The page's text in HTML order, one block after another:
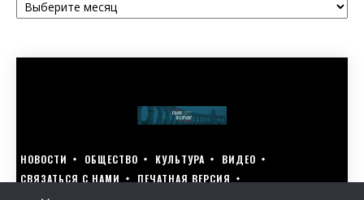
НОВОСТИ ОБЩЕСТВО КУЛЬТУРА
ВИДЕО
СВЯЗАТЬСЯ С НАМИ
ПЕЧАТНАЯ ВЕРСИЯ